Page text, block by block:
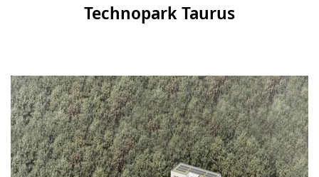
Technopark Taurus